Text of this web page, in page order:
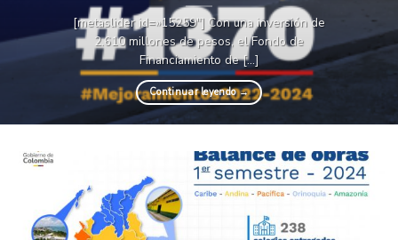
[metaslider id=»15259″] Con una inversión de
2.610 millones de pesos, el Fondo de
Financiamiento de [...]
Continuar leyendo→